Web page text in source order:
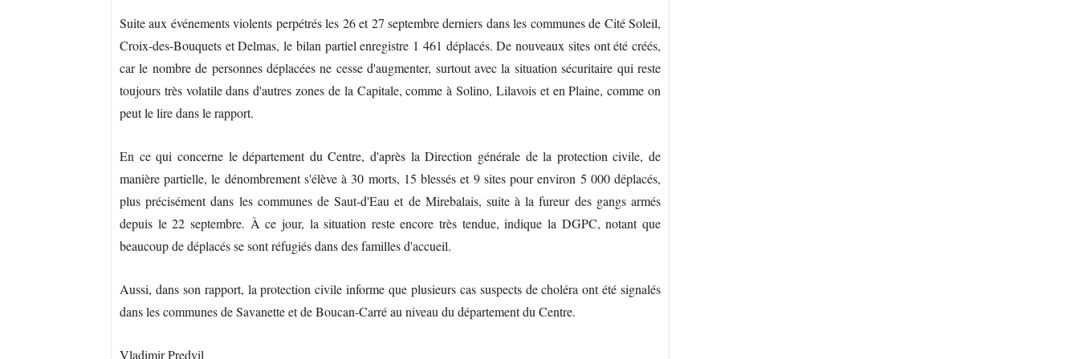
Suite aux événements violents perpétrés les 26 et 27 septembre derniers dans les communes de Cité Soleil,
Croix-des-Bouquets et Delmas, le bilan partiel enregistre 1 461 déplacés. De nouveaux sites ont été créés,
car le nombre de personnes déplacées ne cesse d'augmenter, surtout avec la situation sécuritaire qui reste
toujours très volatile dans d'autres zones de la Capitale, comme à Solino, Lilavois et en Plaine, comme on
peut le lire dans le rapport.
En ce qui concerne le département du Centre, d'après la Direction générale de la protection civile, de
manière partielle, le dénombrement s'élève à 30 morts, 15 blessés et 9 sites pour environ 5 000 déplacés,
plus précisément dans les communes de Saut-d'Eau et de Mirebalais, suite à la fureur des gangs armés
depuis le 22 septembre. À ce jour, la situation reste encore très tendue, indique la DGPC, notant que
beaucoup de déplacés se sont réfugiés dans des familles d'accueil.
Aussi, dans son rapport, la protection civile informe que plusieurs cas suspects de choléra ont été signalés
dans les communes de Savanette et de Boucan-Carré au niveau du département du Centre.
Vladimir Predvil